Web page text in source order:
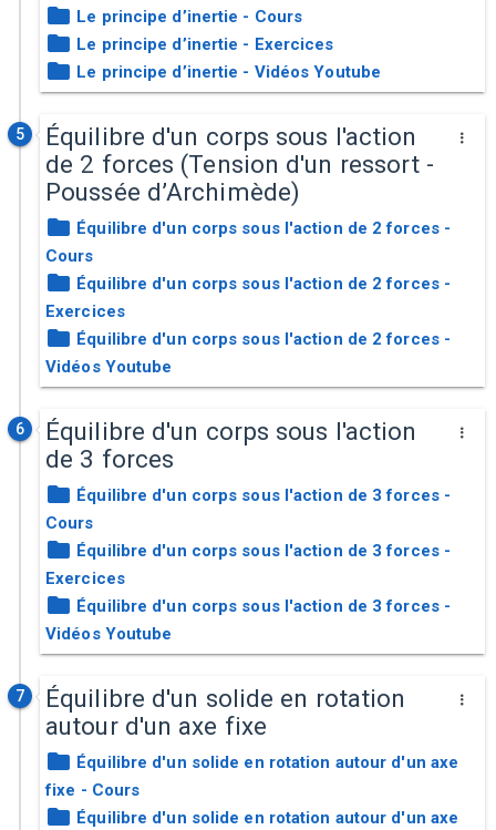
Le principe d’inertie - Cours
Le principe d’inertie - Exercices
Le principe d’inertie - Vidéos Youtube
5
Équilibre d'un corps sous l'action
de 2 forces (Tension d'un ressort -
Poussée d’Archimède)
Équilibre d'un corps sous l'action de 2 forces -
Cours
Équilibre d'un corps sous l'action de 2 forces -
Exercices
Équilibre d'un corps sous l'action de 2 forces -
Vidéos Youtube
6
Équilibre d'un corps sous l'action
de 3 forces
Équilibre d'un corps sous l'action de 3 forces -
Cours
Équilibre d'un corps sous l'action de 3 forces -
Exercices
Équilibre d'un corps sous l'action de 3 forces -
Vidéos Youtube
7
Équilibre d'un solide en rotation
autour d'un axe fixe
Équilibre d'un solide en rotation autour d'un axe
fixe - Cours
Équilibre d'un solide en rotation autour d'un axe